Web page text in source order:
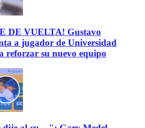
DE VUELTA! Gustavo
a jugador de Universidad
reforzar su nuevo equipo